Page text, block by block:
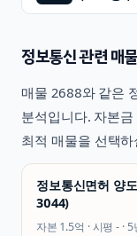
정보통신관련 매
매물 2688와 같은
분석입니다. 자본금
최적 매물을 선택
정보통신면허 양
3044)
자본 1.5억 · 시평- ·